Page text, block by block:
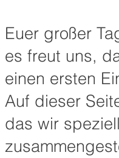
Euer großer
es freut uns,
einen ersten
Auf dieser
das wir